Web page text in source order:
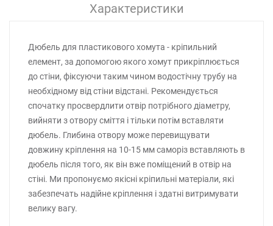
Характеристики
Дюбель для пластикового хомута - кріпильний
елемент, за допомогою якого хомут прикріплюється
до стіни, фіксуючи таким чином водостічну трубу на
необхідному від стіни відстані. Рекомендується
спочатку просвердлити отвір потрібного діаметру,
вийняти з отвору сміття і тільки потім вставляти
дюбель. Глибина отвору може перевищувати
довжину кріплення на 10-15 мм саморіз вставляють в
дюбель після того, як він вже поміщений в отвір на
стіні. Ми пропонуємо якісні кріпильні матеріали, які
забезпечать надійне кріплення і здатні витримувати
велику вагу.